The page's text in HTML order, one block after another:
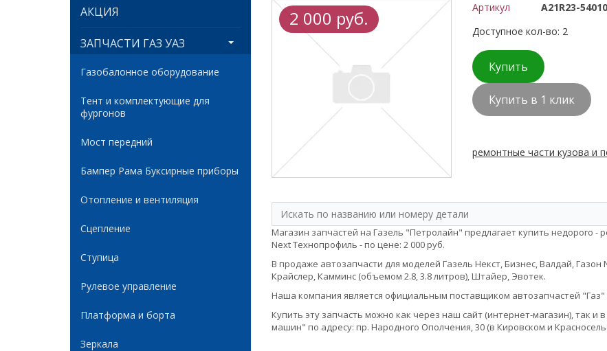
АКЦИЯ
ЗАПЧАСТИ ГАЗ УАЗ
Газобалонное оборудование
Тент и комплектующие для
фургонов
Мост передний
Бампер Рама Буксирные приборы
Отопление и вентиляция
Сцепление
Ступица
Рулевое управление
Платформа и борта
Зеркала
2 000 руб. Артикул
А21R23-
Доступное кол-во: 2
Купить
Купить в 1 клик
ремонтные части кузова
Магазин запчастей на Газель "Петролайн" предлагает купить недорого
Next Технопрофиль - по цене: 2 000 руб.
В продаже автозапчасти для моделей Газель Некст, Бизнес, Валдай, Газон
Крайслер, Камминс (объемом 2.8, 3.8 литров), Штайер, Эвотек.
Наша компания является официальным поставщиком автозапчастей "Газ"
Купить эту запчасть можно как через наш сайт (интернет-магазин), так
машин" по адресу: пр. Народного Ополчения, 30 (в Кировском и